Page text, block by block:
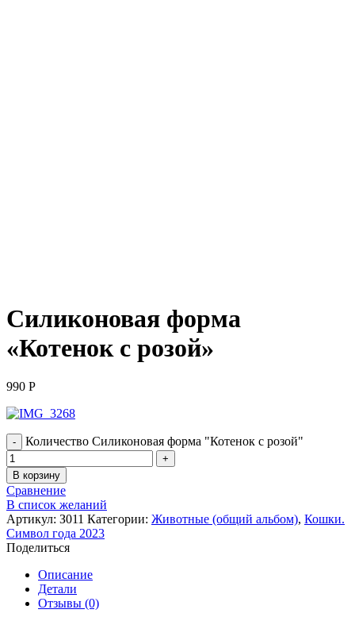
Силиконовая форма
«Котенок с розой»
990 Р
Количество Силиконовая форма "Котенок с розой"
В корзину
Сравнение
В список желаний
Артикул: З011 Категории: Животные (общий альбом), Кошки.
Символ года 2023
Поделиться
Описание
Детали
Отзывы (0)